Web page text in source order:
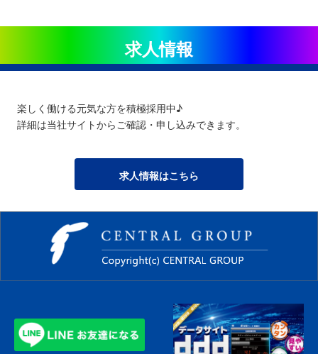
求人情報
楽しく働ける元気な方を積極採用中♪
詳細は当社サイトからご確認・申し込みできます。
求人情報はこちら